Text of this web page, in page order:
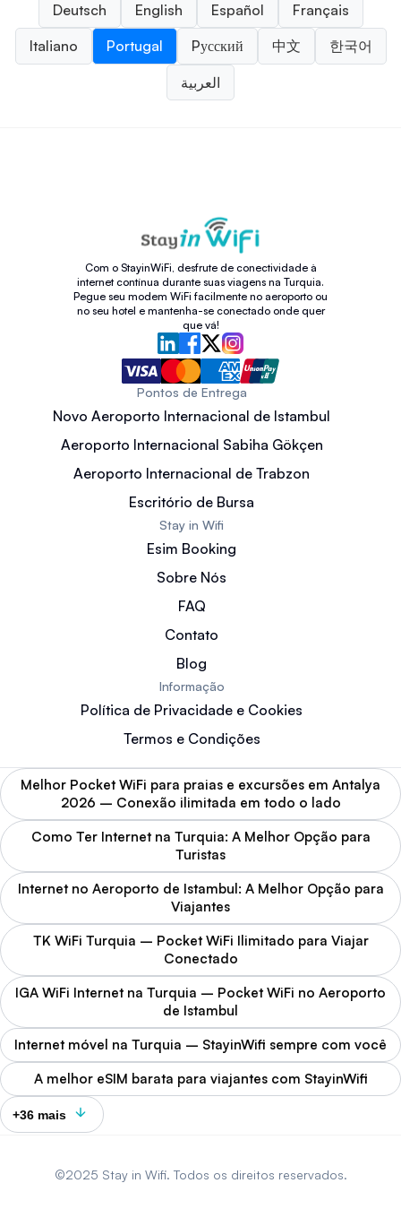
Deutsch English Español
Français
Italiano
Portugal Pусский 中文 한국어
العربية
Com o StayinWiFi, desfrute de conectividade à
internet contínua durante suas viagens na Turquia.
Pegue seu modem WiFi facilmente no aeroporto ou
no seu hotel e mantenha-se conectado onde quer
que vá!
Pontos de Entrega
Novo Aeroporto Internacional de Istambul
Aeroporto Internacional Sabiha Gökçen
Aeroporto Internacional de Trabzon
Escritório de Bursa
Stay in Wifi
Esim Booking
Sobre Nós
FAQ
Contato
Blog
Informação
Política de Privacidade e Cookies
Termos e Condições
Melhor Pocket WiFi para praias e excursões em Antalya
2026 – Conexão ilimitada em todo o lado
Como Ter Internet na Turquia: A Melhor Opção para
Turistas
Internet no Aeroporto de Istambul: A Melhor Opção para
Viajantes
TK WiFi Turquia – Pocket WiFi Ilimitado para Viajar
Conectado
IGA WiFi Internet na Turquia – Pocket WiFi no Aeroporto
de Istambul
Internet móvel na Turquia – StayinWifi sempre com você
A melhor eSIM barata para viajantes com StayinWifi
+36 mais
©2025 Stay in Wifi. Todos os direitos reservados.